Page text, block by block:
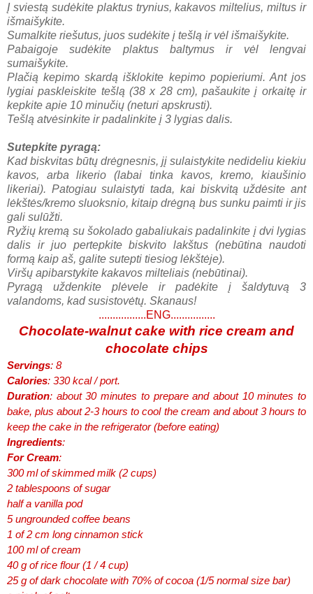
Į sviestą sudėkite plaktus trynius, kakavos miltelius, miltus ir
išmaišykite.
Sumalkite riešutus, juos sudėkite į tešlą ir vėl išmaišykite.
Pabaigoje sudėkite plaktus baltymus ir vėl lengvai
sumaišykite.
Plačią kepimo skardą išklokite kepimo popieriumi. Ant jos
lygiai paskleiskite tešlą (38 x 28 cm), pašaukite į orkaitę ir
kepkite apie 10 minučių (neturi apskrusti).
Tešlą atvėsinkite ir padalinkite į 3 lygias dalis.
Sutepkite pyragą:
Kad biskvitas būtų drėgnesnis, jį sulaistykite nedideliu kiekiu
kavos, arba likerio (labai tinka kavos, kremo, kiaušinio
likeriai). Patogiau sulaistyti tada, kai biskvitą uždėsite ant
lėkštės/kremo sluoksnio, kitaip drėgną bus sunku paimti ir jis
gali sulūžti.
Ryžių kremą su šokolado gabaliukais padalinkite į dvi lygias
dalis ir juo pertepkite biskvito lakštus (nebūtina naudoti
formą kaip aš, galite sutepti tiesiog lėkštėje).
Viršų apibarstykite kakavos milteliais (nebūtinai).
Pyragą uždenkite plėvele ir padėkite į šaldytuvą 3
valandoms, kad susistovėtų. Skanaus!
.................ENG................
Chocolate-walnut cake with rice cream and
chocolate chips
Servings: 8
Calories: 330 kcal / port.
Duration: about 30 minutes to prepare and about 10 minutes to
bake, plus about 2-3 hours to cool the cream and about 3 hours to
keep the cake in the refrigerator (before eating)
Ingredients:
For Cream:
300 ml of skimmed milk (2 cups)
2 tablespoons of sugar
half a vanilla pod
5 ungrounded coffee beans
1 of 2 cm long cinnamon stick
100 ml of cream
40 g of rice flour (1 / 4 cup)
25 g of dark chocolate with 70% of cocoa (1/5 normal size bar)